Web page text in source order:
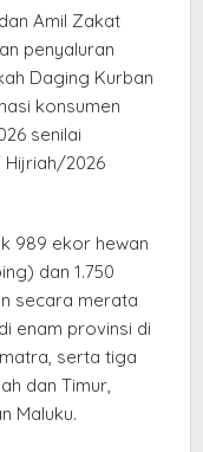
Amil Zakat
penyaluran
Daging Kurban
konsumen
senilai
Hijriah/2026
989 ekor hewan
dan 1.750
secara merata
enam provinsi di
serta tiga
dan Timur,
Maluku.